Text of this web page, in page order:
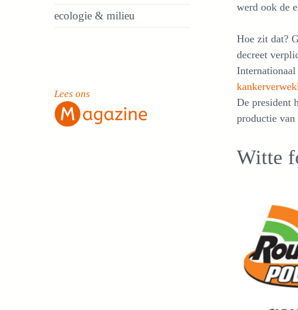
werd ook de
Hoe zit dat?
decreet
De president
productie
Witte
ecologie & milieu
Lees ons